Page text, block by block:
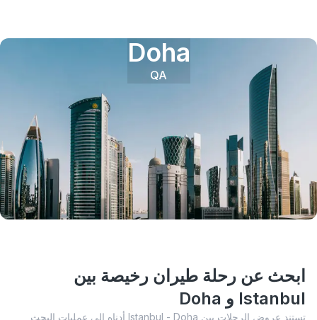
Doha
QA
ابحث عن رحلة طيران رخيصة بين
Istanbul و Doha
تستند عروض الرحلات بين Istanbul - Doha أدناه إلى عمليات البحث